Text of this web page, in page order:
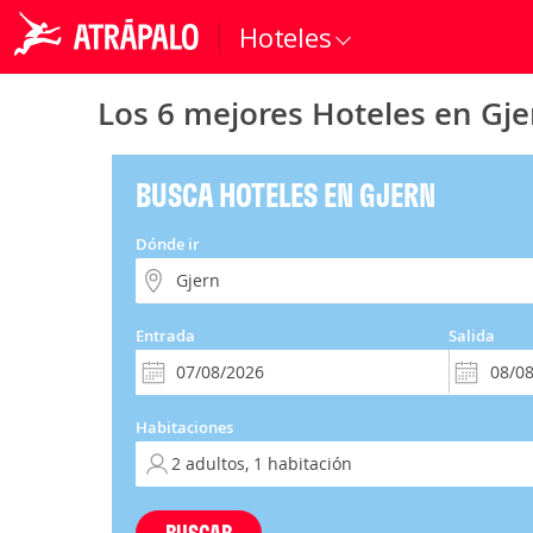
Hoteles
Los 6 mejores Hoteles en
BUSCA HOTELES EN GJERN
Dónde ir
Entrada Salida
Habitaciones